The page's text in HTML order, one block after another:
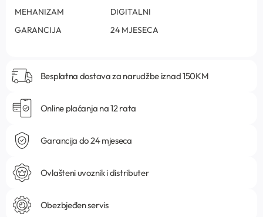
MEHANIZAM
DIGITALNI
GARANCIJA
24 MJESECA
Besplatna dostava za narudžbe iznad 150KM
Online plaćanja na 12 rata
Garancija do 24 mjeseca
Ovlašteni uvoznik i distributer
Obezbjeđen servis